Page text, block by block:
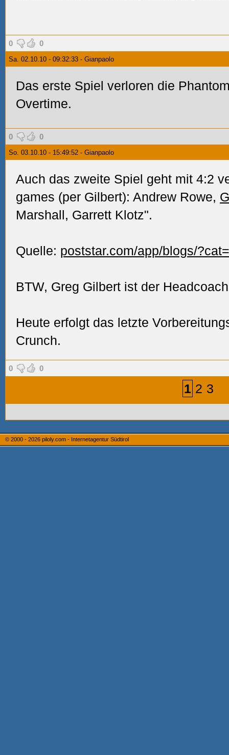
0 0
Sa. 02.10.10 - 09:32:33 - Gianpaolo
Das erste Spiel verloren die
Overtime.
0 0
So. 03.10.10 - 15:49:52 - Gianpaolo
Auch das zweite Spiel geht mit 4:2
games (per Gilbert): Andrew Rowe,
Marshall, Garrett Klotz".
Quelle: poststar.com/app/blogs/
BTW, Greg Gilbert ist der
Heute erfolgt das letzte
Crunch.
0 0
1 2 3
© 2000 - 2026 piloly.com - Internetagentur Südtirol